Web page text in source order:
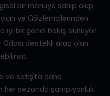
bir menüye sahip olup
ve Gözlemcilerinden
iyi bir genel bakış sunuyor.
destekli araç olan
ve satışta daha
her sezonda şampiyonluk